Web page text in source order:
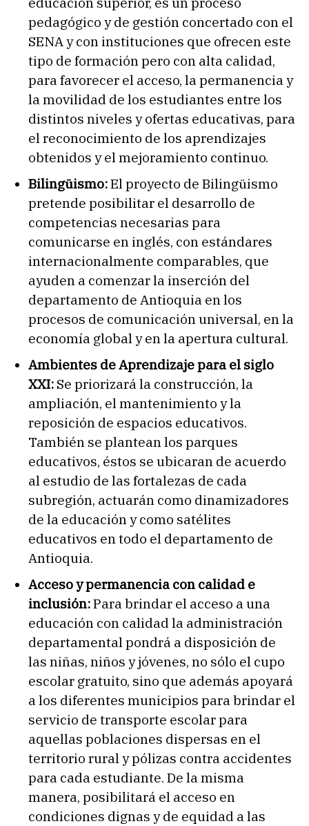
pedagógico y de gestión concertado con el
SENA y con instituciones que ofrecen este
tipo de formación pero con alta calidad,
para favorecer el acceso, la permanencia y
la movilidad de los estudiantes entre los
distintos niveles y ofertas educativas, para
el reconocimiento de los aprendizajes
obtenidos y el mejoramiento continuo.
Bilingüismo:El proyecto de Bilingüismo
pretende posibilitar el desarrollo de
competencias necesarias para
comunicarse en inglés, con estándares
internacionalmente comparables, que
ayuden a comenzar la inserción del
departamento de Antioquia en los
procesos de comunicación universal, en la
economía global y en la apertura cultural.
Ambientes de Aprendizaje para el siglo
XXI: Se priorizará la construcción, la
ampliación, el mantenimiento y la
reposición de espacios educativos.
También se plantean los parques
educativos, éstos se ubicaran de acuerdo
al estudio de las fortalezas de cada
subregión, actuarán como dinamizadores
de la educación y como satélites
educativos en todo el departamento de
Antioquia.
Acceso y permanencia con calidad e
inclusión:Para brindar el acceso a una
educación con calidad la administración
departamental pondrá a disposición de
las niñas, niños y jóvenes, no sólo el cupo
escolar gratuito, sino que además apoyará
a los diferentes municipios para brindar el
servicio de transporte escolar para
aquellas poblaciones dispersas en el
territorio rural y pólizas contra accidentes
para cada estudiante. De la misma
manera, posibilitará el acceso en
condiciones dignas y de equidad a las